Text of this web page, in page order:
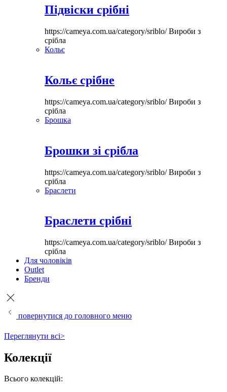
Підвіски срібні
https://cameya.com.ua/category/sriblo/Вироби з
срібла
Кольє
Кольє срібне
https://cameya.com.ua/category/sriblo/Вироби з
срібла
Брошка
Брошки зі срібла
https://cameya.com.ua/category/sriblo/Вироби з
срібла
Браслети
Браслети срібні
https://cameya.com.ua/category/sriblo/Вироби з
срібла
Для чоловіків
Outlet
Бренди
повернутися до головного меню
Переглянути всі>
Колекції
Всього колекцій: